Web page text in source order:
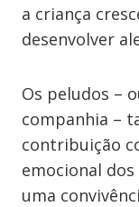
a criança
desenvolver
Os peludos –
companhia –
contribuição
emocional
uma